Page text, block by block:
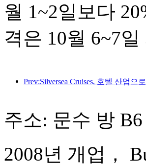
월 1~2일보다
격은 10월 6~7
Prev:Silversea Cruises, 호텔 산업으
주소: 문수 방
2008년 개업，